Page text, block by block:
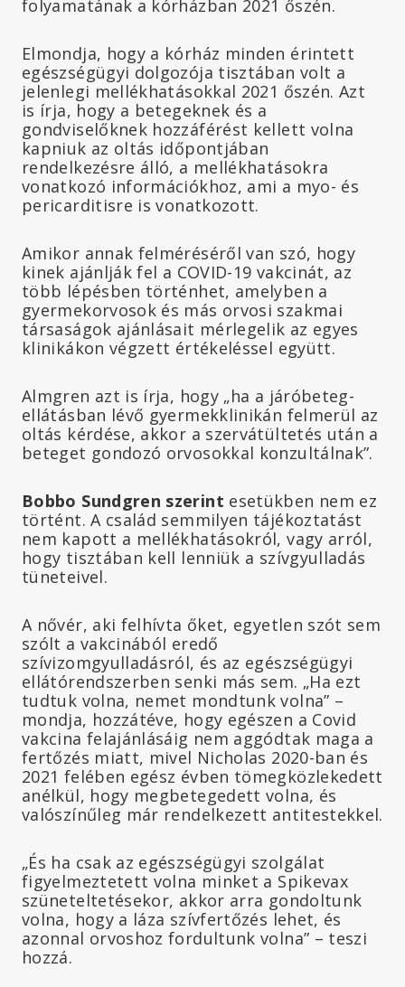
folyamatának a kórházban 2021 őszén.
Elmondja, hogy a kórház minden érintett
egészségügyi dolgozója tisztában volt a
jelenlegi mellékhatásokkal 2021 őszén. Azt
is írja, hogy a betegeknek és a
gondviselőknek hozzáférést kellett volna
kapniuk az oltás időpontjában
rendelkezésre álló, a mellékhatásokra
vonatkozó információkhoz, ami a myo- és
pericarditisre is vonatkozott.
Amikor annak felméréséről van szó, hogy
kinek ajánlják fel a COVID-19 vakcinát, az
több lépésben történhet, amelyben a
gyermekorvosok és más orvosi szakmai
társaságok ajánlásait mérlegelik az egyes
klinikákon végzett értékeléssel együtt.
Almgren azt is írja, hogy „ha a járóbeteg-
ellátásban lévő gyermekklinikán felmerül az
oltás kérdése, akkor a szervátültetés után a
beteget gondozó orvosokkal konzultálnak”.
Bobbo Sundgren szerint esetükben nem ez
történt. A család semmilyen tájékoztatást
nem kapott a mellékhatásokról, vagy arról,
hogy tisztában kell lenniük a szívgyulladás
tüneteivel.
A nővér, aki felhívta őket, egyetlen szót sem
szólt a vakcinából eredő
szívizomgyulladásról, és az egészségügyi
ellátórendszerben senki más sem. „Ha ezt
tudtuk volna, nemet mondtunk volna” –
mondja, hozzátéve, hogy egészen a Covid
vakcina felajánlásáig nem aggódtak maga a
fertőzés miatt, mivel Nicholas 2020-ban és
2021 felében egész évben tömegközlekedett
anélkül, hogy megbetegedett volna, és
valószínűleg már rendelkezett antitestekkel.
„És ha csak az egészségügyi szolgálat
figyelmeztetett volna minket a Spikevax
szüneteltetésekor, akkor arra gondoltunk
volna, hogy a láza szívfertőzés lehet, és
azonnal orvoshoz fordultunk volna” – teszi
hozzá.